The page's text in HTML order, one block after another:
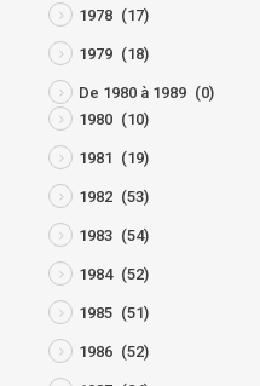
1978 (17)
1979 (18)
De 1980 à 1989 (0)
1980 (10)
1981 (19)
1982 (53)
1983 (54)
1984 (52)
1985 (51)
1986 (52)